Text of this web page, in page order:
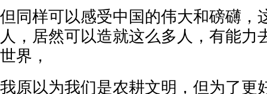
但同样可以感受中国的伟大和磅礴，
人，居然可以造就这么多人，有能力
世界，
我原以为我们是农耕文明，但为了更